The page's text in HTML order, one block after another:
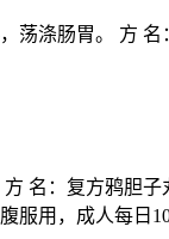
涤肠胃。 方
名：复方鸦胆
服用，成人每日